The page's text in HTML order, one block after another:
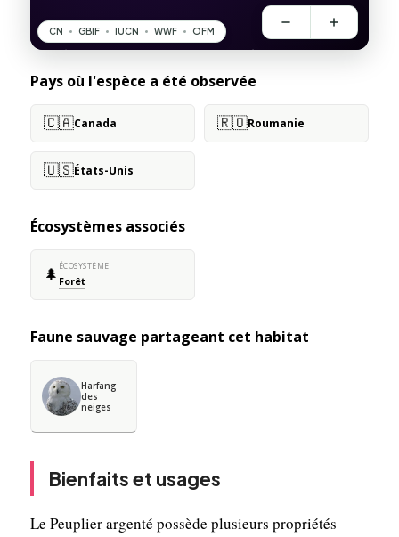
Pays où l'espèce a été observée
🇨🇦Canada 🇷🇴Roumanie
🇺🇸États-Unis
Écosystèmes associés
🌲 ÉCOSYSTÈME
Forêt
Faune sauvage partageant cet habitat
Harfang
des
neiges
Bienfaits et usages
Le Peuplier argenté possède plusieurs propriétés